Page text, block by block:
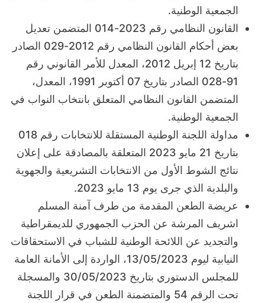
الجمعية الوطنية.
القانون النظامي رقم 2023-014 المتضمن تعديل
بعض أحكام القانون النظامي رقم 2012-029 الصادر
بتاريخ 12 إبريل 2012، المعدل للأمر القانوني رقم
91-028 الصادر بتاريخ 07 أكتوبر 1991، المعدل،
المتضمن القانون النظامي المتعلق بانتخاب النواب في
الجمعية الوطنية.
مداولة اللجنة الوطنية المستقلة للانتخابات رقم 018
بتاريخ 21 مايو 2023 المتعلقة بالمصادقة على إعلان
نتائج الشوط الأول من الانتخابات التشريعية والجهوية
والبلدية الذي جرى يوم 13 مايو 2023.
عريضة الطعن المقدمة من طرف آمنة المسلم
اشريف المرشة عن الحزب الجمهوري للديمقراطية
والتجديد عن اللائحة الوطنية للشباب في الاستحقاقات
النيابية ليوم 13/05/2023، الواردة إلى الأمانة العامة
للمجلس الدستوري بتاريخ 30/05/2023 والمسجلة
تحت الرقم 54 والمتضمنة الطعن في قرار اللجنة